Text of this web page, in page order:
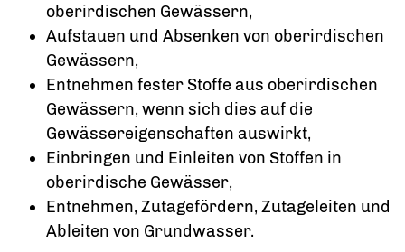
oberirdischen Gewässern,
Aufstauen und Absenken von oberirdischen
Gewässern,
Entnehmen fester Stoffe aus oberirdischen
Gewässern, wenn sich dies auf die
Gewässereigenschaften auswirkt,
Einbringen und Einleiten von Stoffen in
oberirdische Gewässer,
Entnehmen, Zutagefördern, Zutageleiten und
Ableiten von Grundwasser.